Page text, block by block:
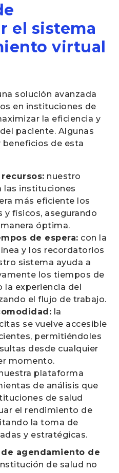
el sistema
virtual
solución avanzada
en instituciones de
la eficiencia y
paciente. Algunas
beneficios de esta
nuestro
las instituciones
más eficiente los
y físicos, asegurando
óptima.
de espera: con la
y los recordatorios
sistema ayuda a
los tiempos de
la experiencia del
el flujo de trabajo.
la
se vuelve accesible
permitiéndoles
desde cualquier
momento.
plataforma
de análisis que
de salud
el rendimiento de
la toma de
y estratégicas.
agendamiento de
de salud no